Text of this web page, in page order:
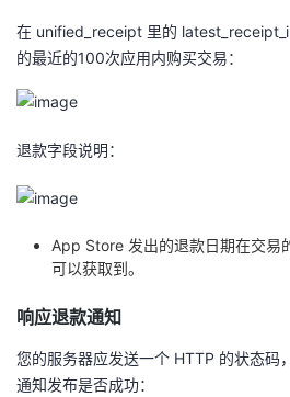
在 unified_receipt 里的
的最近的100次应用内购买交易：
退款字段说明：
App Store 发出的退款日期在交易
可以获取到。
响应退款通知
您的服务器应发送一个 HTTP 的状态码
通知发布是否成功：